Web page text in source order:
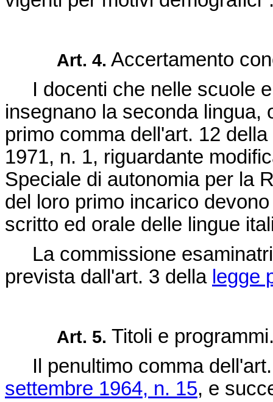
Art. 4. Accertamento
I docenti che nelle scuole e
insegnano la seconda lingua,
primo comma dell'art. 12 della
1971, n. 1, riguardante
Speciale di autonomia per la
del loro primo incarico
scritto ed orale delle lingue
La commissione
prevista dall'art. 3 della legge
Art. 5. Titoli e
Il penultimo comma
settembre 1964, n. 15, e